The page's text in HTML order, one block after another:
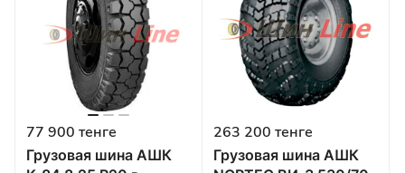
77 900 тенге
Грузовая шина АШК
263 200 тенге
Грузовая шина АШК